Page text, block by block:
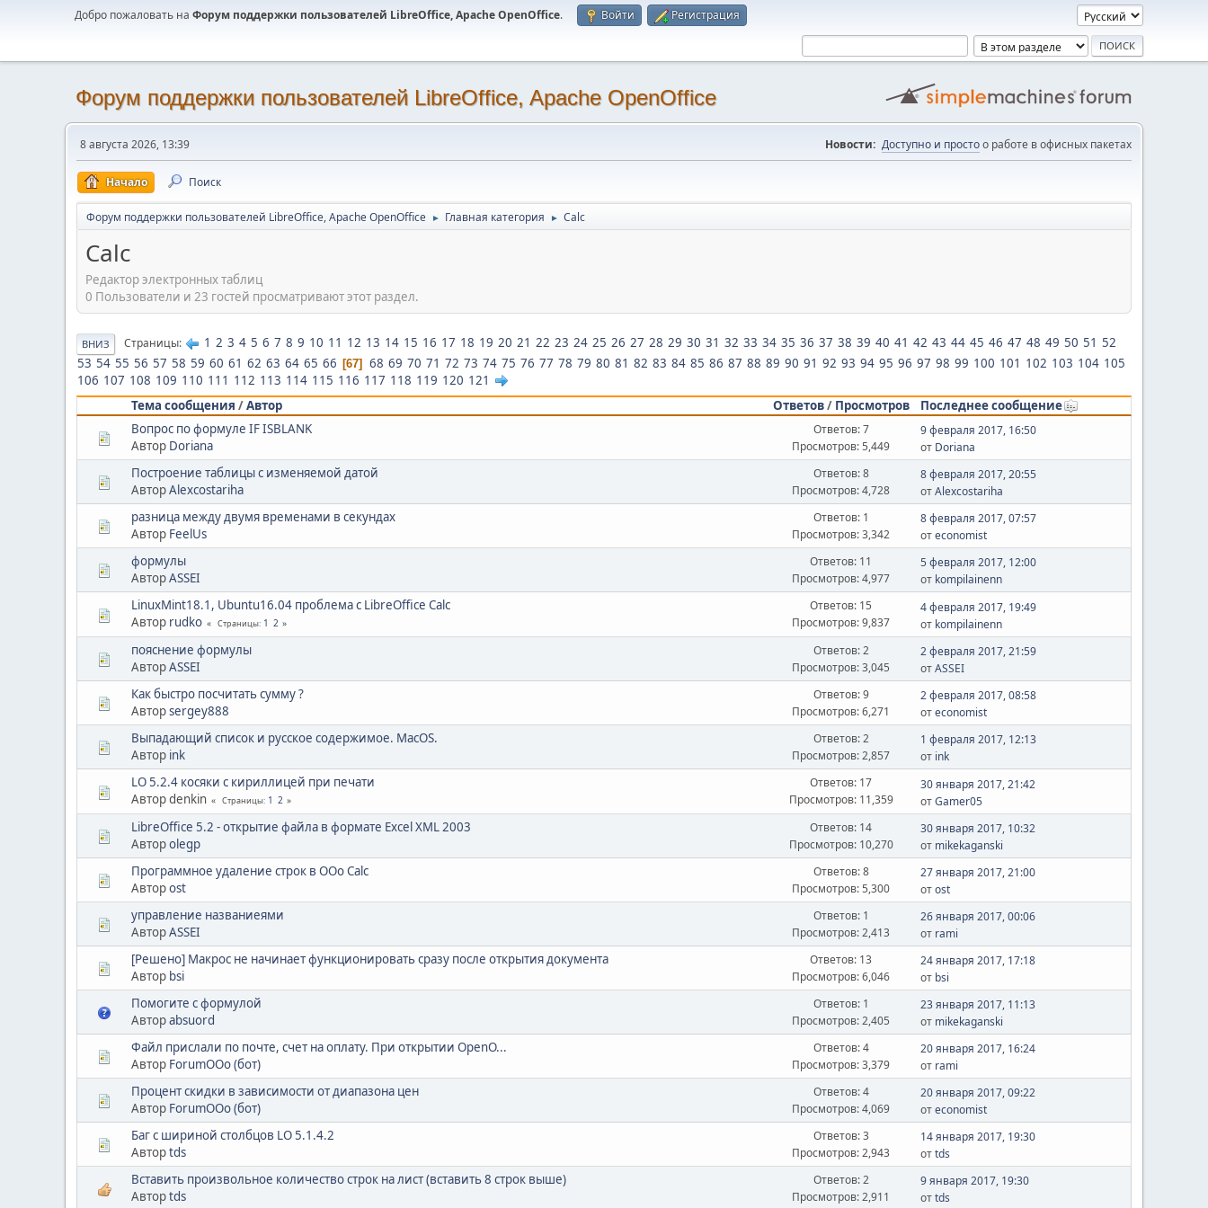
Добро пожаловать на Форум поддержки пользователей LibreOffice, Apache OpenOffice. Войти Регистрация
Форум поддержки пользователей LibreOffice, Apache OpenOffice
8 августа 2026, 13:39 Новости: Доступно и простоо работе в офисных пакетах
Начало Поиск
Форум поддержки пользователей LibreOffice, Apache OpenOffice ► Главная категория ► Calc
Calc
Редактор электронных таблиц
0 Пользователи и 23 гостей просматривают этот раздел.
ВНИЗ Страницы 1 2 3 4 5 6 7 8 9 10 11 12 13 14 15 16 17 18 19 20 21 22 23 24 25 26 27 28 29 30 31 32 33 34 35 36 37 38 39 40 41 42 43 44 45 46 47 48 49 50 51 52
53 54 55 56 57 58 59 60 61 62 63 64 65 66 67 68 69 70 71 72 73 74 75 76 77 78 79 80 81 82 83 84 85 86 87 88 89 90 91 92 93 94 95 96 97 98 99 100 101 102 103 104 105
106 107 108 109 110 111 112 113 114 115 116 117 118 119 120 121
Тема сообщения /Автор Ответов/ Просмотров
Последнее сообщение
Вопрос по формуле IF ISBLANK
Автор Doriana
Ответов: 7
Просмотров: 5,449
9 февраля 2017, 16:50
от Doriana
Построение таблицы с изменяемой датой
АвторAlexcostariha
Ответов: 8
Просмотров: 4,728
8 февраля 2017, 20:55
отAlexcostariha
разница между двумя временами в секундах
Автор FeelUs
Ответов: 1
Просмотров: 3,342
8 февраля 2017, 07:57
отeconomist
формулы
АвторASSEI
Ответов: 11
Просмотров: 4,977
5 февраля 2017, 12:00
от kompilainenn
LinuxMint18.1, Ubuntu16.04 проблема с LibreOffice Calc
Автор rudko Страницы 1 2
Ответов: 15
Просмотров: 9,837
4 февраля 2017, 19:49
от kompilainenn
пояснение формулы
АвторASSEI
Ответов: 2
Просмотров: 3,045
2 февраля 2017, 21:59
отASSEI
Как быстро посчитать сумму ?
Авторsergey888
Ответов: 9
Просмотров: 6,271
2 февраля 2017, 08:58
отeconomist
Выпадающий список и русское содержимое. MacOS.
Автор ink
Ответов: 2
Просмотров: 2,857
1 февраля 2017, 12:13
от ink
LO 5.2.4 косяки с кириллицей при печати
Автор denkin
Страницы 1 2
Ответов: 17
Просмотров: 11,359
30 января 2017, 21:42
отGamer05
LibreOffice 5.2 - открытие файла в формате Excel XML 2003
Авторolegp
Ответов: 14
Просмотров: 10,270
30 января 2017, 10:32
от mikekaganski
Программное удаление строк в OOo Calc
Авторost
Ответов: 8
Просмотров: 5,300
27 января 2017, 21:00
отost
управление названиеями
АвторASSEI
Ответов: 1
Просмотров: 2,413
26 января 2017, 00:06
от rami
[Решено] Макрос не начинает функционировать сразу после открытия документа
Автор bsi
Ответов: 13
Просмотров: 6,046
24 января 2017, 17:18
от bsi
Помогите с формулой
Авторabsuord
Ответов: 1
Просмотров: 2,405
23 января 2017, 11:13
от mikekaganski
Файл прислали по почте, счет на оплату. При открытии OpenO...
Автор ForumOOo (бот)
Ответов: 4
Просмотров: 3,379
20 января 2017, 16:24
от rami
Процент скидки в зависимости от диапазона цен
Автор ForumOOo (бот)
Ответов: 4
Просмотров: 4,069
20 января 2017, 09:22
отeconomist
Баг с шириной столбцов LO 5.1.4.2
Авторtds
Ответов: 3
Просмотров: 2,943
14 января 2017, 19:30
отtds
Вставить произвольное количество строк на лист (вставить 8 строк выше)
Авторtds
Ответов: 2
Просмотров: 2,911
9 января 2017, 19:30
отtds